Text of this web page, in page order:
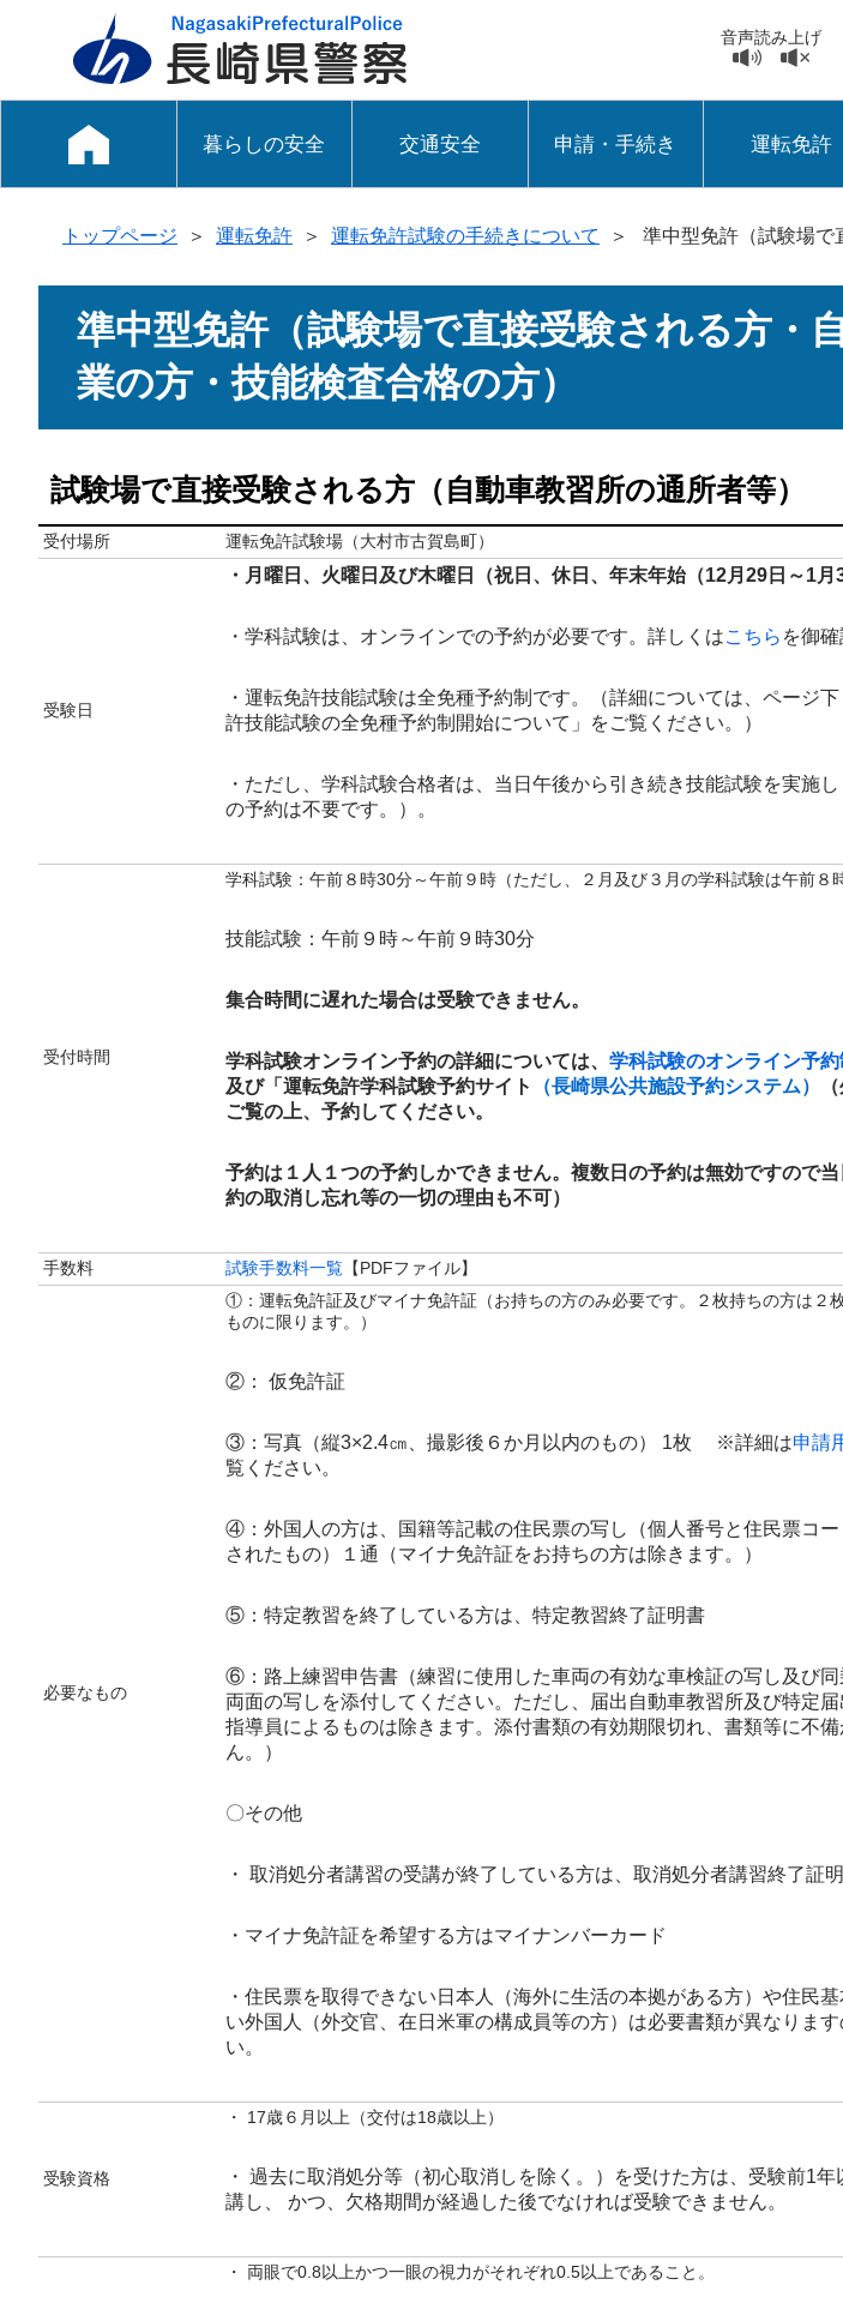
音声読み上げ
暮らしの安全 交通安全 申請・手続き 運転免許
トップページ ＞ 運転免許 ＞ 運転免許試験の手続きについて ＞ 準中型免許（試験場で
準中型免許（試験場で直接受験される方・
業の方・技能検査合格の方）
試験場で直接受験される方（自動車教習所の通所者等）
受付場所 運転免許試験場（大村市古賀島町）
受験日
・月曜日、火曜日及び木曜日（祝日、休日、年末年始（12月29日～1月
・学科試験は、オンラインでの予約が必要です。詳しくはこちら を御確
・運転免許技能試験は全免種予約制です。（詳細については、ページ
許技能試験の全免種予約制開始について」をご覧ください。）
・ただし、学科試験合格者は、当日午後から引き続き技能試験を実施
の予約は不要です。）。
受付時間
学科試験：午前８時30分～午前９時（ただし、２月及び３月の学科試験は午前８
技能試験：午前９時～午前９時30分
集合時間に遅れた場合は受験できません。
学科試験オンライン予約の詳細については、 学科試験のオンライン予
及び「運転免許学科試験予約サイト
（長崎県公共施設予約システム）
ご覧の上、予約してください。
予約は１人１つの予約しかできません。複数日の予約は無効ですので
約の取消し忘れ等の一切の理由も不可）
手数料 試験手数料一覧 【PDFファイル】
必要なもの
①：運転免許証及びマイナ免許証（お持ちの方のみ必要です。２枚持ちの方は２
ものに限ります。）
②： 仮免許証
③：写真（縦3×2.4㎝、 撮影後６か月以内のもの） 1枚 ※詳細は申請
覧ください。
④：外国人の方は、国籍等記載の住民票の写し（個人番号と住民票コ
されたもの）１通（マイナ免許証をお持ちの方は除きます。）
⑤：特定教習を終了している方は、特定教習終了証明書
⑥：路上練習申告書（練習に使用した車両の有効な車検証の写し及び
両面の写しを添付してください。ただし、届出自動車教習所及び特定
指導員によるものは除きます。添付書類の有効期限切れ、書類等に不
ん。）
〇その他
・ 取消処分者講習の受講が終了している方は、取消処分者講習終了証
・マイナ免許証を希望する方はマイナンバーカード
・住民票を取得できない日本人（海外に生活の本拠がある方）や住民
い外国人（外交官、在日米軍の構成員等の方）は必要書類が異なりま
い。
受験資格
・ 17歳６月以上（交付は18歳以上）
・ 過去に取消処分等（初心取消しを除く。）を受けた方は、受験前1
講し、 かつ、欠格期間が経過した後でなければ受験できません。
・ 両眼で0.8以上かつ一眼の視力がそれぞれ0.5以上であること。